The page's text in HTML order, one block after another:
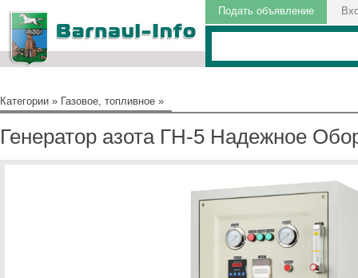
Подать объявление
Категории » Газовое, топливное »
Генератор азота ГН-5 Надежное